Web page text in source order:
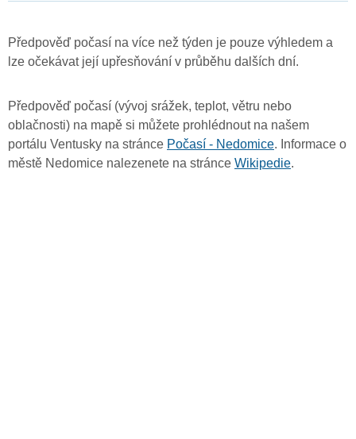
Předpověď počasí na více než týden je pouze výhledem a
lze očekávat její upřesňování v průběhu dalších dní.
Předpověď počasí (vývoj srážek, teplot, větru nebo
oblačnosti) na mapě si můžete prohlédnout na našem
portálu Ventusky na stránce Počasí - Nedomice. Informace o
městě Nedomice nalezenete na stránce Wikipedie.